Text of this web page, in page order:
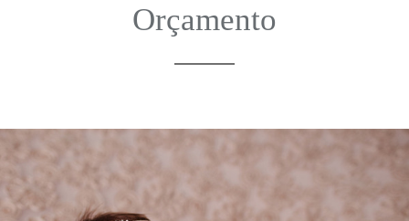
Orçamento